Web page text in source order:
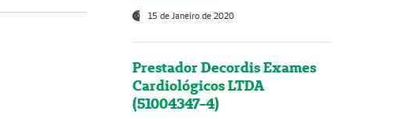
15 de Janeiro de 2020
Prestador Decordis Exames
Cardiológicos LTDA
(51004347-4)